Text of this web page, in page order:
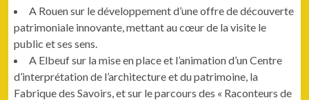
A Rouen sur le développement d’une offre de découverte
patrimoniale innovante, mettant au cœur de la visite le
public et ses sens.
A Elbeuf sur la mise en place et l’animation d’un Centre
d’interprétation de l’architecture et du patrimoine, la
Fabrique des Savoirs, et sur le parcours des « Raconteurs de